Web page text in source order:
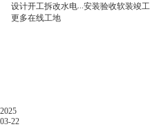
设计开工拆改水电...安装验收软装竣工
更多在线工地
设计开工拆改水电...安装验收软装竣工
设计开工拆改水电...安装验收软装竣工
设计开工拆改水电...安装验收软装竣工
赵先生购置了一栋心仪已久的别墅，想
华发观山水|创造180㎡极简原木风别墅
格力广场|130㎡现代简约式温馨生活！
中海十里观澜|136㎡居家空间，将惬意进行到
悦湾府|790㎡新中式，打造多功能别墅！
办公室装修必看指南：打工人看了都叫好
2025.03.22
2025
03-22